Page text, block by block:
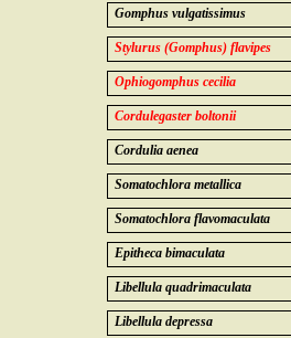
Gomphus vulgatissimus
Stylurus (Gomphus) flavipes
Ophiogomphus cecilia
Cordulegaster boltonii
Cordulia aenea
Somatochlora metallica
Somatochlora flavomaculata
Epitheca bimaculata
Libellula quadrimaculata
Libellula depressa